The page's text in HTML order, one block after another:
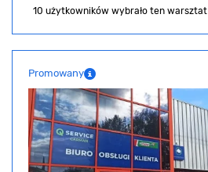
10 użytkowników wybrało ten warsztat
Promowany